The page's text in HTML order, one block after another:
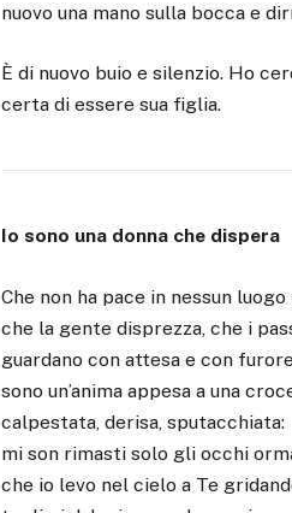
nuovo una mano sulla bocca e
È di nuovo buio e silenzio. Ho
certa di essere sua figlia.
Io sono una donna che dispera
Che non ha pace in nessun luogo
che la gente disprezza, che i
guardano con attesa e con
sono un’anima appesa a una
calpestata, derisa, sputacchiata:
mi son rimasti solo gli occhi
che io levo nel cielo a Te